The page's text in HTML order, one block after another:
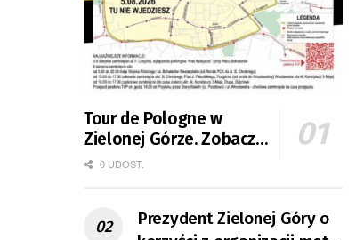
Tour de Pologne w
Zielonej Górze. Zobacz
zmiany w organizacji
0 UDOST.
Prezydent Zielonej Góry o